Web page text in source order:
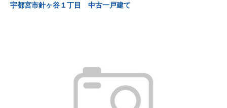
宇都宮市針ヶ谷１丁目 中古一戸建て